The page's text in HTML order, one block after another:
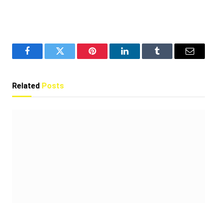
FacebookTwitter Pinterest LinkedInTumblr Email
Related Posts